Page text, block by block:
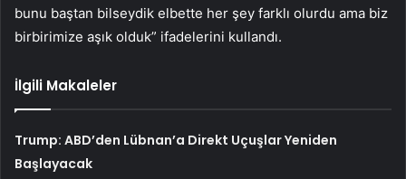
bunu baştan bilseydik elbette her şey farklı olurdu ama biz
birbirimize aşık olduk” ifadelerini kullandı.
İlgili Makaleler
Trump: ABD’den Lübnan’a Direkt Uçuşlar Yeniden
Başlayacak